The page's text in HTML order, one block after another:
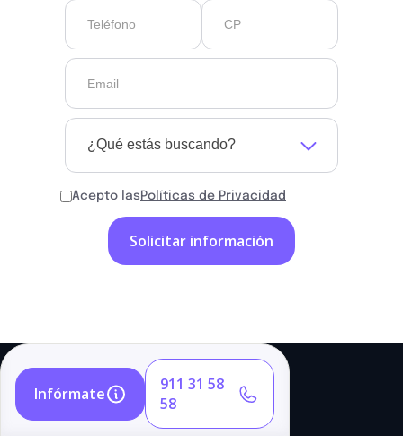
¿Qué estás buscando?
Acepto las Políticas de Privacidad
Infórmate
911 31 58
58